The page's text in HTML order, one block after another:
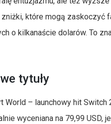
które mogą zaskoczyć
o kilkanaście dolarów. To
tytuły
World – launchowy hit
wyceniana na 79,99 USD,